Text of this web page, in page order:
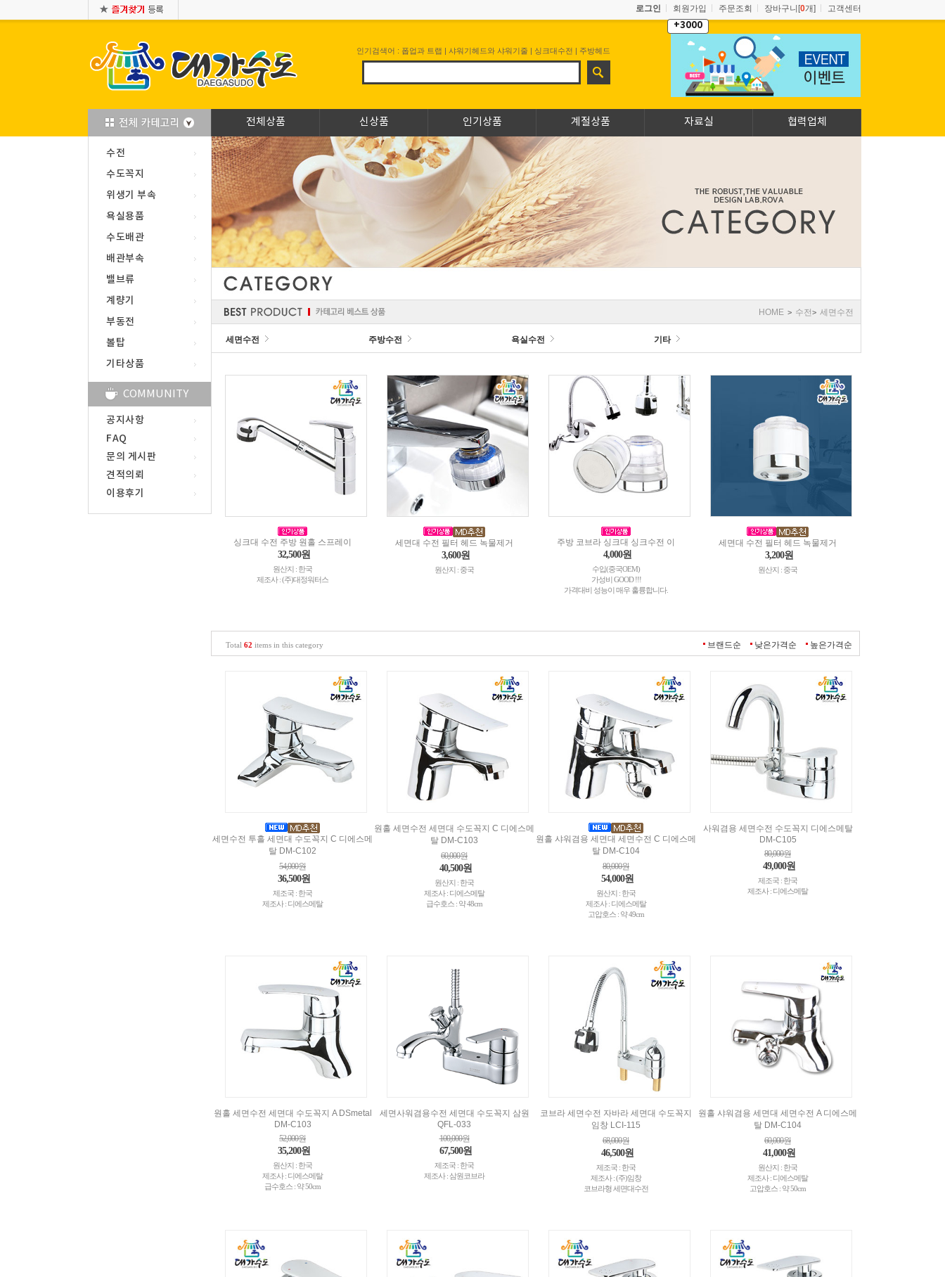
+3000
로그인 회원가입 주문조회 장바구니[0개] 고객센터
인기검색어 : 폽업과 트랩 | 샤워기헤드와 샤워기줄 | 싱크대수전 | 주방헤드
전체상품 신상품 인기상품 계절상품 자료실 협력업체
수전
수도꼭지
위생기 부속
욕실용품
수도배관
배관부속
밸브류
계량기
부동전
볼탑
기타상품
COMMUNITY
공지사항
FAQ
문의 게시판
견적의뢰
이용후기
HOME > 수전> 세면수전
세면수전 주방수전 욕실수전 기타
싱크대 수전 주방 원홀 스프레이
32,500원
원산지 : 한국
제조사 : (주)대정워터스
세면대 수전 필터 헤드 녹물제거
3,600원
원산지 : 중국
주방 코브라 싱크대 싱크수전 이
4,000원
수입(중국OEM)
가성비 GOOD !!!
가격대비 성능이 매우 훌륭합니다.
세면대 수전 필터 헤드 녹물제거
3,200원
원산지 : 중국
Total 62 items in this category 브랜드순 낮은가격순 높은가격순
세면수전 투홀 세면대 수도꼭지 C 디에스메
탈 DM-C102
54,000원
36,500원
제조국 : 한국
제조사 : 디에스메탈
원홀 세면수전 세면대 수도꼭지 C 디에스메
탈 DM-C103
60,000원
40,500원
원산지 : 한국
제조사 : 디에스메탈
급수호스 : 약 48cm
원홀 샤워겸용 세면대 세면수전 C 디에스메
탈 DM-C104
80,000원
54,000원
원산지 : 한국
제조사 : 디에스메탈
고압호스 : 약 49cm
사워겸용 세면수전 수도꼭지 디에스메탈
DM-C105
80,000원
49,000원
제조국 : 한국
제조사 : 디에스메탈
원홀 세면수전 세면대 수도꼭지 A DSmetal
DM-C103
52,000원
35,200원
원산지 : 한국
제조사 : 디에스메탈
급수호스 : 약 50cm
세면사워겸용수전 세면대 수도꼭지 삼원
QFL-033
100,000원
67,500원
제조국 : 한국
제조사 : 삼원코브라
코브라 세면수전 자바라 세면대 수도꼭지
임창 LCI-115
68,000원
46,500원
제조국 : 한국
제조사 : (주)임창
코브라형 세면대수전
원홀 샤워겸용 세면대 세면수전 A 디에스메
탈 DM-C104
60,000원
41,000원
원산지 : 한국
제조사 : 디에스메탈
고압호스 : 약 50cm